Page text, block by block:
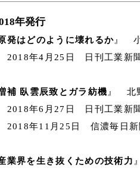
年発行
発はどのように壊れるか 』
年4月25日 日刊工業新聞
補 臥雲辰致とガラ紡機 』 北
年6月27日 日刊工業新聞
年11月25日 信濃毎日新
業界を生き抜くための技術力